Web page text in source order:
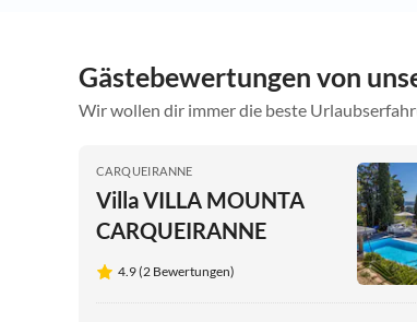
Gästebewertungen von
Wir wollen dir immer die beste
CARQUEIRANNE
Villa VILLA MOUNTA
CARQUEIRANNE
4.9 (2 Bewertungen)